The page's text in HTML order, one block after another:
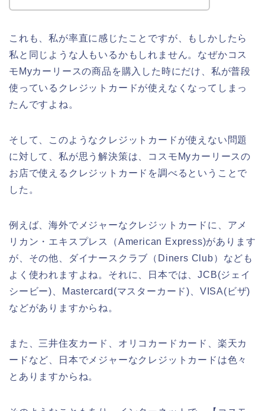
これも、私が率直に感じたことですが、もしかしたら
私と同じような人もいるかもしれません。なぜかコス
モMyカーリースの商品を購入した時にだけ、私が普段
使っているクレジットカードが使えなくなってしまっ
たんですよね。
そして、このようなクレジットカードが使えない問題
に対して、私が思う解決策は、コスモMyカーリースの
お店で使えるクレジットカードを調べるということで
した。
例えば、海外でメジャーなクレジットカードに、アメ
リカン・エキスプレス（American Express)があります
が、その他、ダイナースクラブ（Diners Club）なども
よく使われますよね。それに、日本では、JCB(ジェイ
シービー)、Mastercard(マスターカード)、VISA(ビザ)
などがありますからね。
また、三井住友カード、オリコカードカード、楽天カ
ードなど、日本でメジャーなクレジットカードは色々
とありますからね。